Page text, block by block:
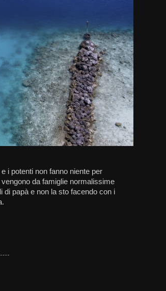
i potenti non fanno niente per
da famiglie normalissime
di papà e non la sto facendo con i